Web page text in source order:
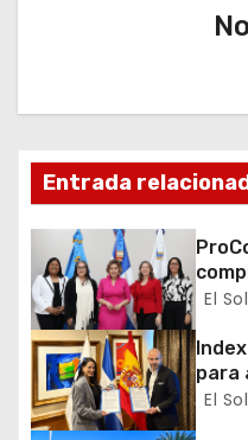
ó
n
d
e
e
n
t
Entrada
El
para
El